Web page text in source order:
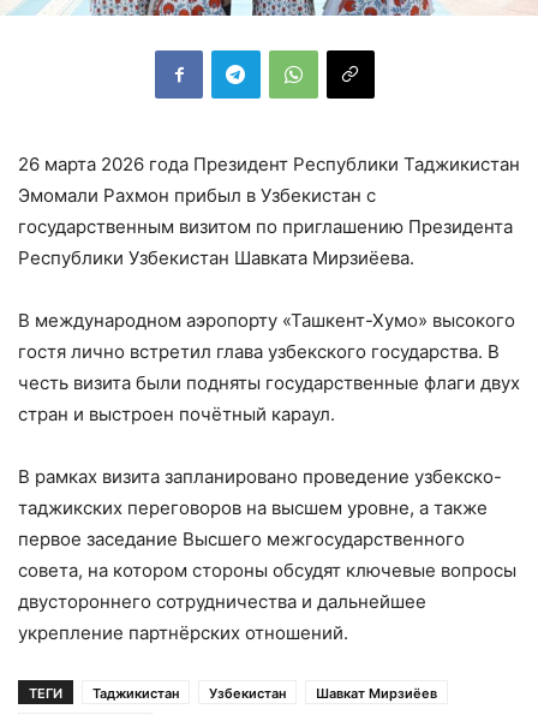
26 марта 2026 года Президент Республики Таджикистан
Эмомали Рахмон прибыл в Узбекистан с
государственным визитом по приглашению Президента
Республики Узбекистан Шавката Мирзиёева.
В международном аэропорту «Ташкент-Хумо» высокого
гостя лично встретил глава узбекского государства. В
честь визита были подняты государственные флаги двух
стран и выстроен почётный караул.
В рамках визита запланировано проведение узбекско-
таджикских переговоров на высшем уровне, а также
первое заседание Высшего межгосударственного
совета, на котором стороны обсудят ключевые вопросы
двустороннего сотрудничества и дальнейшее
укрепление партнёрских отношений.
ТЕГИ Таджикистан Узбекистан
Шавкат Мирзиёев